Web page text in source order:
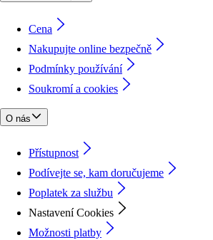
Cena
Nakupujte online bezpečně
Podmínky používání
Soukromí a cookies
O nás
Přístupnost
Podívejte se, kam doručujeme
Poplatek za službu
Nastavení Cookies
Možnosti platby